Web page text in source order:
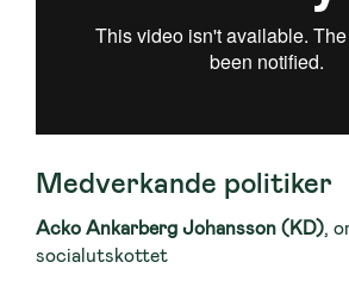
Medverkande politiker
Acko Ankarberg Johansson (KD),
socialutskottet